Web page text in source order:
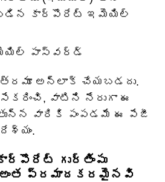
కార్పొరేట్ ఇమెయిల్
పాస్‌వర్డ్
అన్‌లాక్ చేయబడదు.
వాటిని నేరుగా ఈ
వారికి పంపడమే ఈ పేజీ
గుర్తింపు
అంత ప్రమాదకరమైనవి